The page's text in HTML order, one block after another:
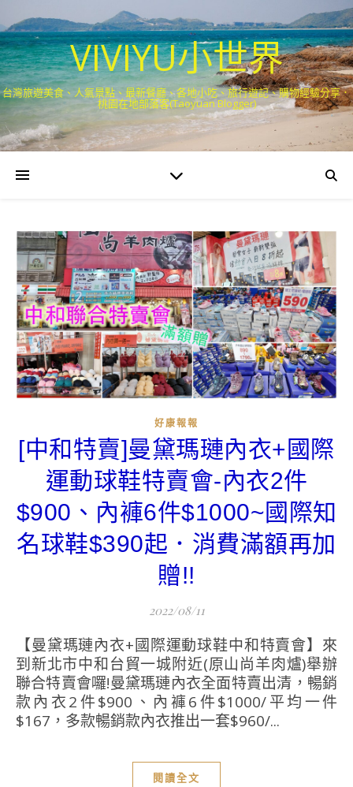
VIVIYU小世界
台灣旅遊美食、人氣景點、最新餐廳、各地小吃、旅行遊記、購物經驗分享．
桃園在地部落客(Taoyuan Blogger)
好康報報
[中和特賣]曼黛瑪璉內衣+國際
運動球鞋特賣會-內衣2件
$900、內褲6件$1000~國際知
名球鞋$390起．消費滿額再加
贈!!
2022/08/11
【曼黛瑪璉內衣+國際運動球鞋中和特賣會】來
到新北市中和台貿一城附近(原山尚羊肉爐)舉辦
聯合特賣會囉!曼黛瑪璉內衣全面特賣出清，暢銷
款內衣2件$900、內褲6件$1000/平均一件
$167，多款暢銷款內衣推出一套$960/...
閱讀全文